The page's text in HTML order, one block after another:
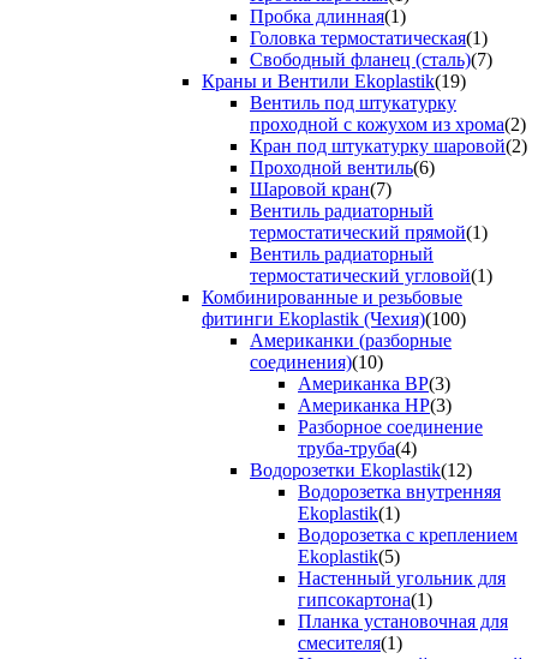
Пробка длинная(1)
Головка термостатическая(1)
Свободный фланец (сталь)(7)
Краны и Вентили Ekoplastik(19)
Вентиль под штукатурку
проходной с кожухом из хрома(2)
Кран под штукатурку шаровой(2)
Проходной вентиль(6)
Шаровой кран(7)
Вентиль радиаторный
термостатический прямой(1)
Вентиль радиаторный
термостатический угловой(1)
Комбинированные и резьбовые
фитинги Ekoplastik (Чехия)(100)
Американки (разборные
соединения)(10)
Американка ВР(3)
Американка НР(3)
Разборное соединение
труба-труба(4)
Водорозетки Ekoplastik(12)
Водорозетка внутренняя
Ekoplastik(1)
Водорозетка с креплением
Ekoplastik(5)
Настенный угольник для
гипсокартона(1)
Планка установочная для
смесителя(1)